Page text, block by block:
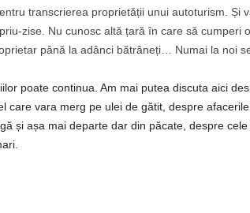
transcrierea proprietății unui autoturism. Și
zise. Nu cunosc altă țară în care să cumperi
până la adânci bătrâneți… Numai la noi
poate continua. Am mai putea discuta aici
care vara merg pe ulei de gătit, despre
și așa mai departe dar din păcate, despre